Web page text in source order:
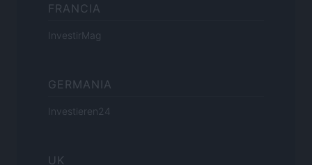
FRANCIA
InvestirMag
GERMANIA
Investieren24
UK